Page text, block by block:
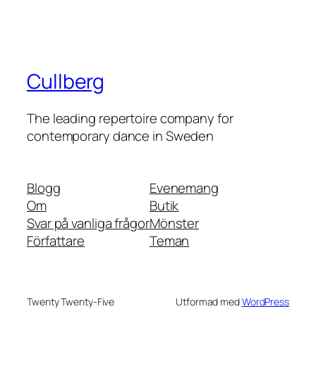
Cullberg
The leading repertoire company for
contemporary dance in Sweden
Blogg
Om
Svar på vanliga frågor
Författare
Evenemang
Butik
Mönster
Teman
Twenty Twenty-Five Utformad medWordPress